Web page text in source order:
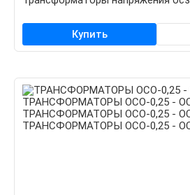
Купить